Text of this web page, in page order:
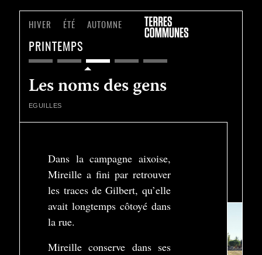
HIVER ÉTÉ AUTOMNE
PRINTEMPS
Les noms des gens
EGUILLES
Dans la campagne aixoise,
Mireille a fini par retrouver
les traces de Gilbert, qu’elle
avait longtemps côtoyé dans
la rue.
Mireille conserve dans ses
-03:00
fullscreen
Play